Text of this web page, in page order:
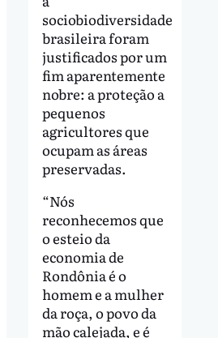
sociobiodiversidade
brasileira foram
justificados por um
fim aparentemente
nobre: a proteção a
pequenos
agricultores que
ocupam as áreas
preservadas.
“Nós
reconhecemos que
o esteio da
economia de
Rondônia é o
homem e a mulher
da roça, o povo da
mão calejada, e é